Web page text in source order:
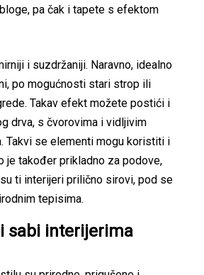
pa čak i tapete s efektom
i suzdržaniji. Naravno, idealno
po mogućnosti stari strop ili
Takav efekt možete postići i
drva, s čvorovima i vidljivim
Takvi se elementi mogu koristiti i
je također prikladno za podove,
ti interijeri prilično sirovi, pod se
tepisima.
sabi interijerima